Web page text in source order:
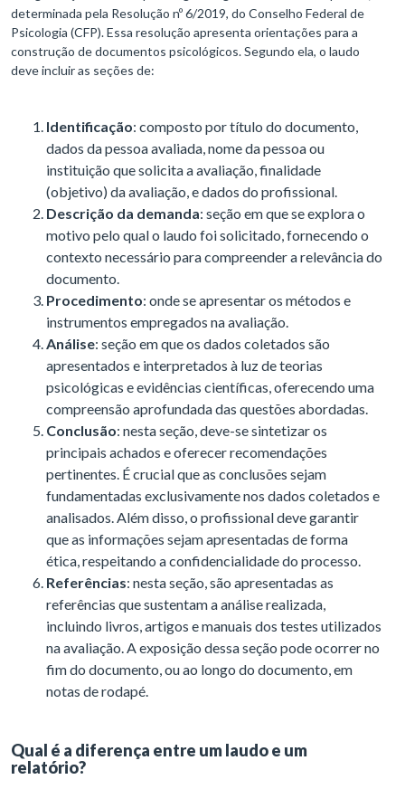
determinada pela Resolução nº 6/2019, do Conselho Federal de
Psicologia (CFP). Essa resolução apresenta orientações para a
construção de documentos psicológicos. Segundo ela, o laudo
deve incluir as seções de:
Identificação: composto por título do documento,
dados da pessoa avaliada, nome da pessoa ou
instituição que solicita a avaliação, finalidade
(objetivo) da avaliação, e dados do profissional.
Descrição da demanda: seção em que se explora o
motivo pelo qual o laudo foi solicitado, fornecendo o
contexto necessário para compreender a relevância do
documento.
Procedimento: onde se apresentar os métodos e
instrumentos empregados na avaliação.
Análise: seção em que os dados coletados são
apresentados e interpretados à luz de teorias
psicológicas e evidências científicas, oferecendo uma
compreensão aprofundada das questões abordadas.
Conclusão: nesta seção, deve-se sintetizar os
principais achados e oferecer recomendações
pertinentes. É crucial que as conclusões sejam
fundamentadas exclusivamente nos dados coletados e
analisados. Além disso, o profissional deve garantir
que as informações sejam apresentadas de forma
ética, respeitando a confidencialidade do processo.
Referências: nesta seção, são apresentadas as
referências que sustentam a análise realizada,
incluindo livros, artigos e manuais dos testes utilizados
na avaliação. A exposição dessa seção pode ocorrer no
fim do documento, ou ao longo do documento, em
notas de rodapé.
Qual é a diferença entre um laudo e um
relatório?